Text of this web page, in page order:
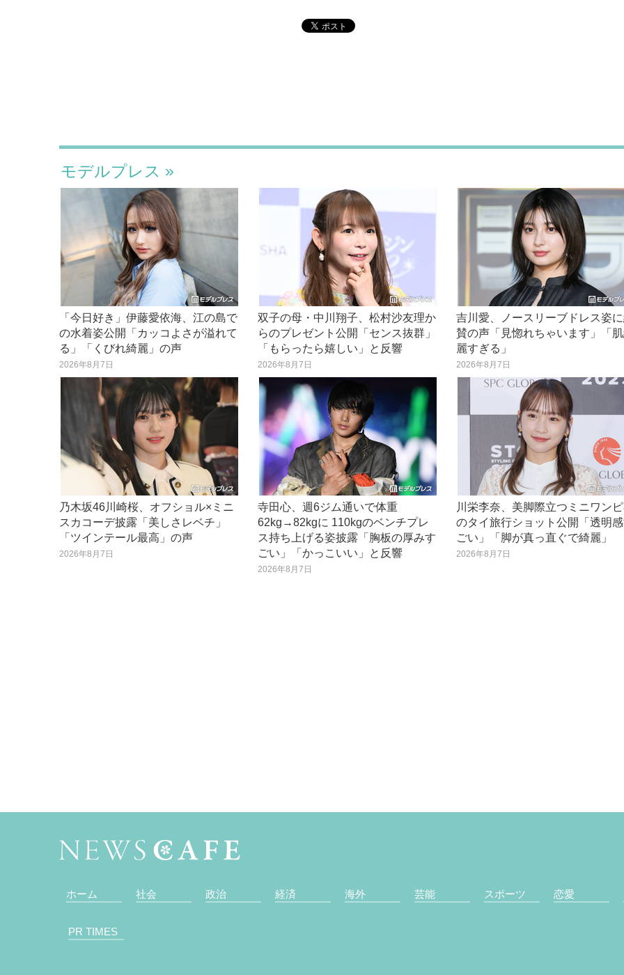
モデルプレス
「今日好き」伊藤愛依海、江の島で
の水着姿公開「カッコよさが溢れて
る」「くびれ綺麗」の声
2026年8月7日
双子の母・中川翔子、松村沙友理か
らのプレゼント公開「センス抜群」
「もらったら嬉しい」と反響
2026年8月7日
吉川愛、ノースリーブドレス姿
賛の声「見惚れちゃいます」「
麗すぎる」
2026年8月7日
乃木坂46川崎桜、オフショル×ミニ
スカコーデ披露「美しさレベチ」
「ツインテール最高」の声
2026年8月7日
寺田心、週6ジム通いで体重
62kg→82kgに 110kgのベンチプレ
ス持ち上げる姿披露「胸板の厚みす
ごい」「かっこいい」と反響
2026年8月7日
川栄李奈、美脚際立つミニワン
のタイ旅行ショット公開「透明
ごい」「脚が真っ直ぐで綺麗」
2026年8月7日
ホーム 社会 政治 経済 海外 芸能 スポーツ 恋愛
PR TIMES